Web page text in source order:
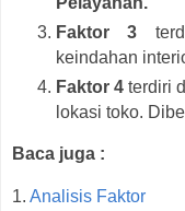
Faktor 3
keindahan
Faktor 4 terdiri
lokasi toko.
Baca juga :
1. Analisis Faktor